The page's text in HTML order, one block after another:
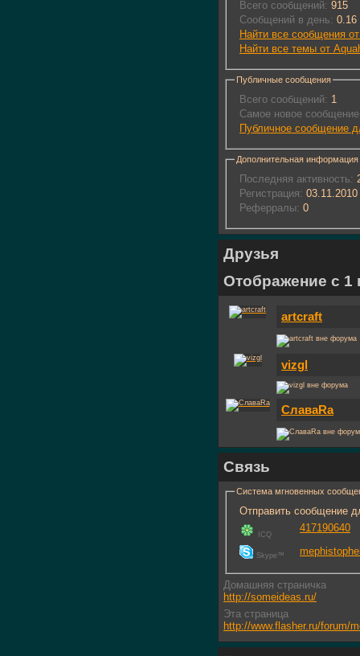
Всего сообщений: 915
Сообщений в день: 0.16
Найти все сообщения
Найти все темы от
Публичные сообщения
Всего сообщений: 1
Самое новое
Публичное сообщение
Дополнительная информация
Последняя активность:
Регистрация: 03.11.2010
Реферралы: 0
Друзья
Отображение с 1
artcraft
vizgl
СлаваRa
Связь
Система мгновенных
Отправить сообщение
ICQ
417190640
Skype™
Домашняя страничка
http://someideas.ru/
Эта страница
http://www.flasher.ru/forum/